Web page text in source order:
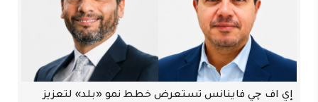
إي اف چي فاينانس تستعرض خطط نمو «بلد» لتعزيز